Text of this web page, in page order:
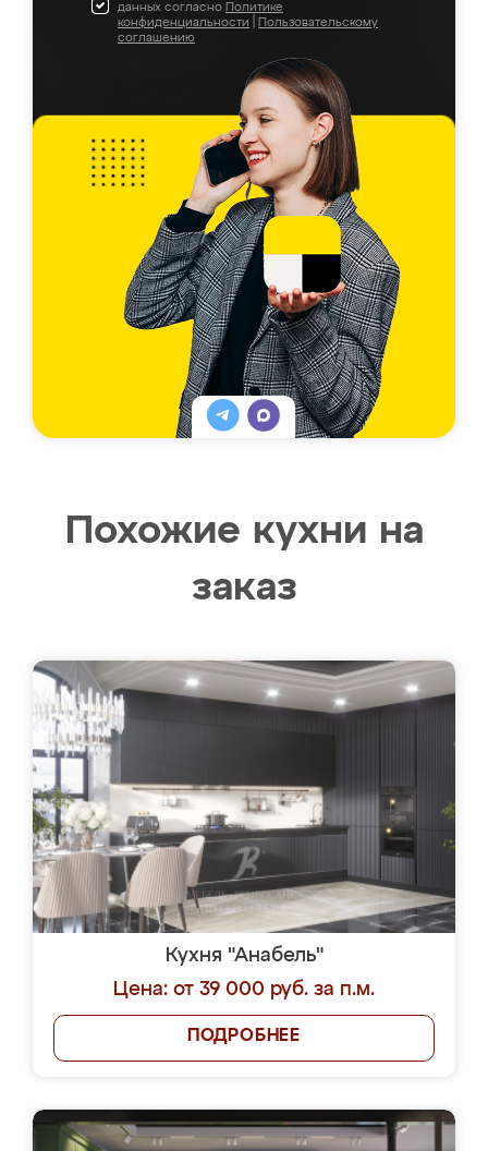
данных согласно Политике
конфиденциальности
Пользовательскому
соглашению
Похожие кухни на
заказ
Кухня "Анабель"
Цена: от 39 000 руб. за п.м.
ПОДРОБНЕЕ